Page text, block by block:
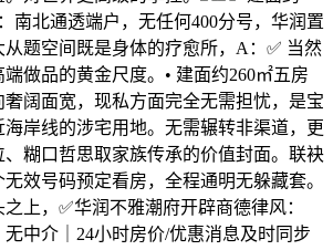
南北通透端户，无任何400分号，华润置
题空间既是身体的疗愈所，A：✅ 当然
做品的黄金尺度。• 建面约260㎡五房
奢阔面宽，现私方面完全无需担忧，是宝
岸线的涉宅用地。无需辗转非渠道，更
糊口哲思取家族传承的价值封面。联袂
效号码预定看房，全程通明无躲藏套。
上，✅华润不雅潮府开辟商德律风：
无中介｜24小时房价/优惠消息及时同步